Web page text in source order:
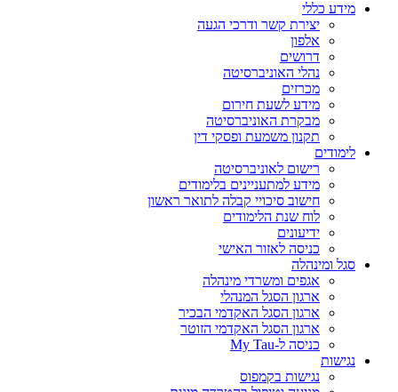
מידע כללי
יצירת קשר ודרכי הגעה
אלפון
דרושים
נהלי האוניברסיטה
מכרזים
מידע לשעת חירום
מבקרת האוניברסיטה
תקנון משמעת ופסקי דין
לימודים
רישום לאוניברסיטה
מידע למתעניינים בלימודים
חישוב סיכויי קבלה לתואר ראשון
לוח שנת הלימודים
ידיעונים
כניסה לאזור האישי
סגל ומינהלה
אגפים ומשרדי מינהלה
ארגון הסגל המנהלי
ארגון הסגל האקדמי הבכיר
ארגון הסגל האקדמי הזוטר
כניסה ל-My Tau
נגישות
נגישות בקמפוס